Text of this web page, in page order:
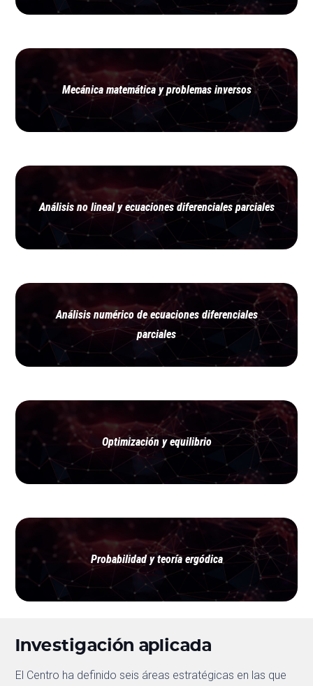
Mecánica matemática y problemas inversos
Análisis no lineal y ecuaciones diferenciales parciales
Análisis numérico de ecuaciones diferenciales
parciales
Optimización y equilibrio
Probabilidad y teoría ergódica
Investigación aplicada
El Centro ha definido seis áreas estratégicas en las que